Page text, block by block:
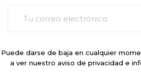
Puede darse de baja en cualquier
a ver nuestro aviso de privacidad e